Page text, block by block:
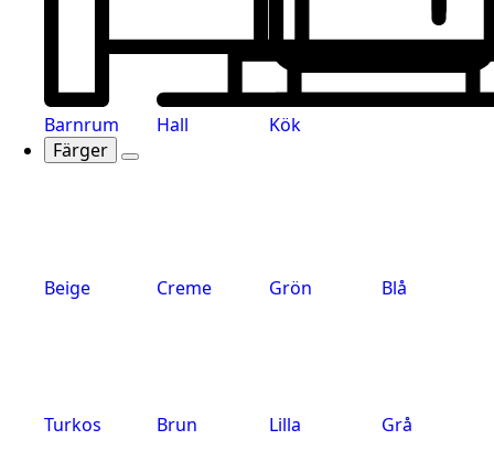
Barnrum Hall
Kök
Färger
Beige Creme Grön Blå
Turkos Brun Lilla Grå